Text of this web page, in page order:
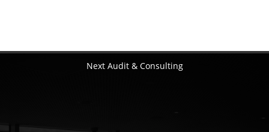
Next Audit & Consulting